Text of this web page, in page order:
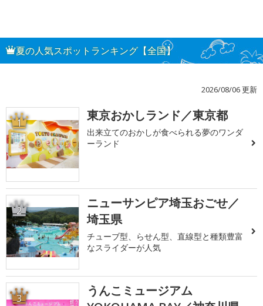
夏の人気スポットランキング【全国】
2026/08/06 更新
1 東京おかしランド／東京都
出来立てのおかしが食べられる夢のワンダ
ーランド
2
ニューサンピア埼玉おごせ／
埼玉県
チューブ型、らせん型、直線型と種類豊富
なスライダーが人気
3
うんこミュージアム